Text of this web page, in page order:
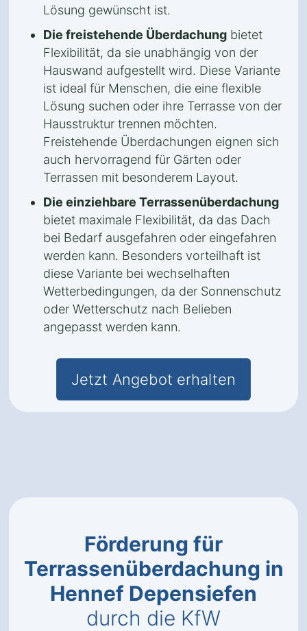
Lösung gewünscht ist.
Die freistehende Überdachung bietet
Flexibilität, da sie unabhängig von der
Hauswand aufgestellt wird. Diese Variante
ist ideal für Menschen, die eine flexible
Lösung suchen oder ihre Terrasse von der
Hausstruktur trennen möchten.
Freistehende Überdachungen eignen sich
auch hervorragend für Gärten oder
Terrassen mit besonderem Layout.
Die einziehbare Terrassenüberdachung
bietet maximale Flexibilität, da das Dach
bei Bedarf ausgefahren oder eingefahren
werden kann. Besonders vorteilhaft ist
diese Variante bei wechselhaften
Wetterbedingungen, da der Sonnenschutz
oder Wetterschutz nach Belieben
angepasst werden kann.
Jetzt Angebot erhalten
Förderung für
Terrassenüberdachung in
Hennef Depensiefen
durch die KfW